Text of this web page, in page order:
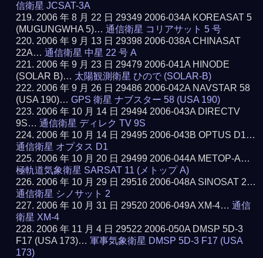
信衛星 JCSAT-3A
2006 年 8 月 22 日 29349 2006-034A KOREASAT 5
(MUGUNGWHA 5)…通信衛星 コリアサット 5 号
2006 年 9 月 13 日 29398 2006-038A CHINASAT
22A…通信衛星 中星 22 号 A
2006 年 9 月 23 日 29479 2006-041A HINODE
(SOLAR B)… 太陽観測衛星 ひので (SOLAR-B)
2006 年 9 月 26 日 29486 2006-042A NAVSTAR 58
(USA 190)…GPS 衛星 ナブスター 58 (USA 190)
2006 年 10 月 14 日 29494 2006-043A DIRECTV
9S…通信衛星 ディレク TV 9S
2006 年 10 月 14 日 29495 2006-043B OPTUS D1…
通信衛星 オプタス D1
2006 年 10 月 20 日 29499 2006-044A METOP-A…
極軌道気象衛星 SARSAT 11 (メトップ A)
2006 年 10 月 29 日 29516 2006-048A SINOSAT 2…
通信衛星 シノサット 2
2006 年 10 月 31 日 29520 2006-049A XM-4…通信
衛星 XM-4
2006 年 11 月 4 日 29522 2006-050A DMSP 5D-3
F17 (USA 173)…軍事気象衛星 DMSP 5D-3 F17 (USA
173)